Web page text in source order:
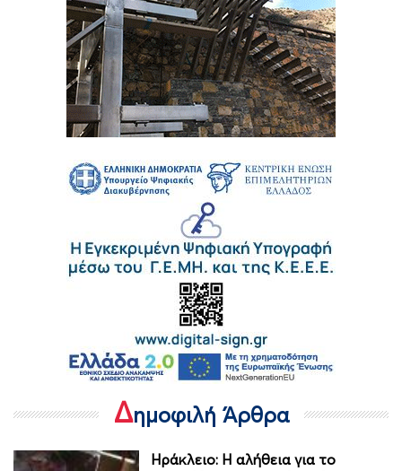
Δημοφιλή Άρθρα
Ηράκλειο: Η αλήθεια για το